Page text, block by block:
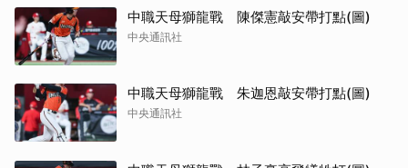
中職天母獅龍戰 陳傑憲敲安帶打點(圖)
中央通訊社
中職天母獅龍戰 朱迦恩敲安帶打點(圖)
中央通訊社